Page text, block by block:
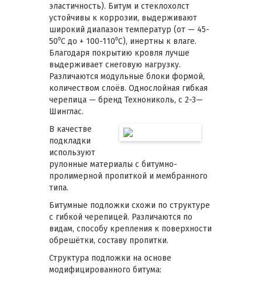
эластичность). Битум и стеклохолст
устойчивы к коррозии, выдерживают
широкий диапазон температур (от — 45-
50⁰С до + 100-110⁰С), инертны к влаге.
Благодаря покрытию кровля лучше
выдерживает снеговую нагрузку.
Различаются модульные блоки формой,
количеством слоёв. Однослойная гибкая
черепица — бренд Технониколь, с 2-3—
Шинглас.
В качестве
подкладки
используют
рулонные материалы с битумно-
пролимерной пропиткой и мембранного
типа.
Битумные подложки схожи по структуре
с гибкой черепицей. Различаются по
видам, способу крепления к поверхности
обрешётки, составу пропитки.
Структура подложки на основе
модифицированного битума: